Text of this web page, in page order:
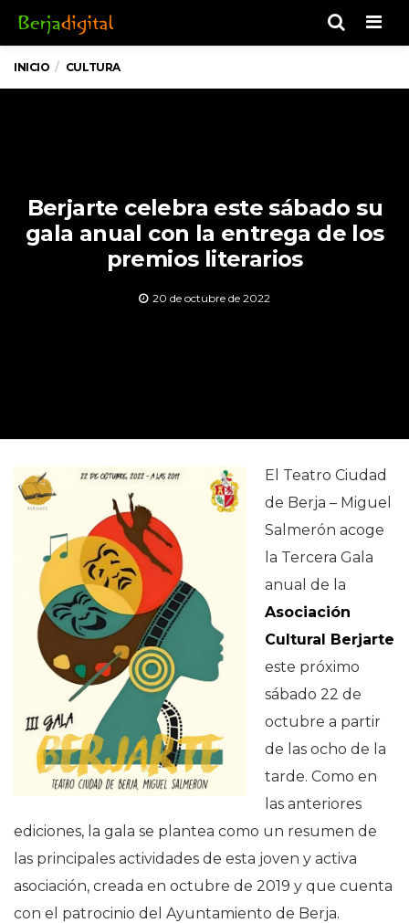
INICIO CULTURA
Berjarte celebra este sábado su
gala anual con la entrega de los
premios literarios
20 de octubre de 2022
El Teatro Ciudad
de Berja – Miguel
Salmerón acoge
la Tercera Gala
anual de la
Asociación
Cultural Berjarte
este próximo
sábado 22 de
octubre a partir
de las ocho de la
tarde. Como en
las anteriores
ediciones, la gala se plantea como un resumen de
las principales actividades de esta joven y activa
asociación, creada en octubre de 2019 y que cuenta
con el patrocinio del Ayuntamiento de Berja.